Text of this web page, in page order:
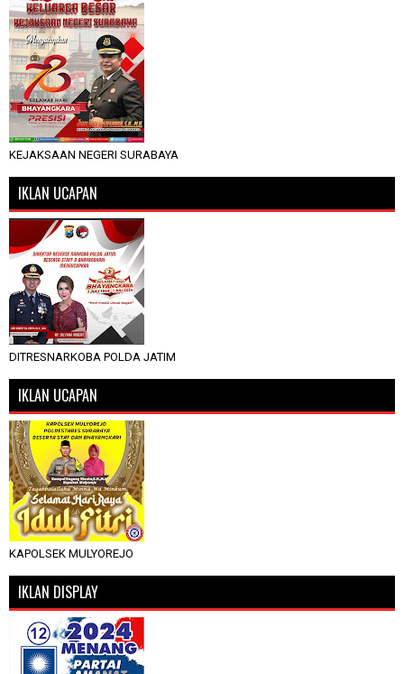
KEJAKSAAN NEGERI SURABAYA
IKLAN UCAPAN
DITRESNARKOBA POLDA JATIM
IKLAN UCAPAN
KAPOLSEK MULYOREJO
IKLAN DISPLAY